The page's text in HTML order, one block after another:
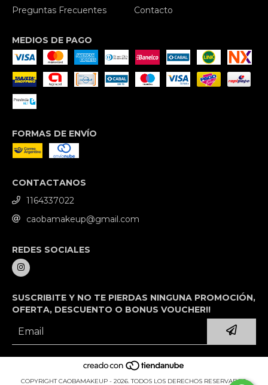
Preguntas Frecuentes Contacto
MEDIOS DE PAGO
FORMAS DE ENVÍO
CONTACTANOS
1164337022
caobamakeup@gmail.com
REDES SOCIALES
SUSCRIBITE Y NO TE PIERDAS NINGUNA PROMOCIÓN,
OFERTA, DESCUENTO O BONUS VOUCHER!!
COPYRIGHT CAOBAMAKEUP - 2026. TODOS LOS DERECHOS RESERVADOS.